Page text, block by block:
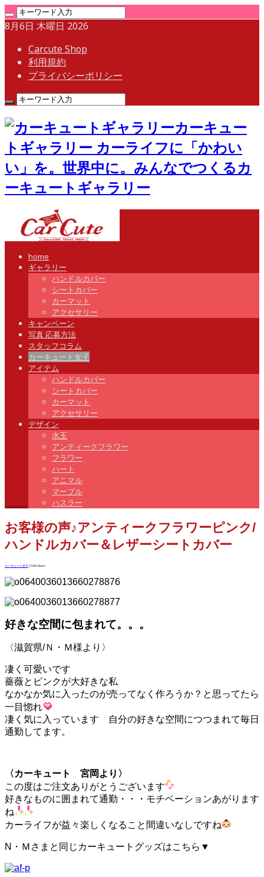
8月6日 木曜日 2026
Carcute Shop
利用規約
プライバシーポリシー
カーキュー
トギャラリー カーライフに「かわい
い」を。世界中に。みんなでつくるカ
ーキュートギャラリー
home
ギャラリー
ハンドルカバー
シートカバー
カーマット
アクセサリー
キャンペーン
写真 応募方法
スタッフコラム
カーキュート女子
アイテム
ハンドルカバー
シートカバー
カーマット
アクセサリー
デザイン
水玉
アンティークフラワー
フラワー
ハート
アニマル
マーブル
ハスラー
お客様の声♪アンティークフラワーピンク/
ハンドルカバー＆レザーシートカバー
カーキュート女子2,536 Views
好きな空間に包まれて。。。
〈滋賀県/Ｎ・Ｍ様より〉
凄く可愛いです
薔薇とピンクが大好きな私
なかなか気に入ったのが売ってなく作ろうか？と思ってたら
一目惚れ
凄く気に入っています 自分の好きな空間につつまれて毎日
通勤してます。
〈カーキュート 宮岡より〉
この度はご注文ありがとうございます
好きなものに囲まれて通勤・・・モチベーションあがります
ね
カーライフが益々楽しくなること間違いなしですね
N・Ｍさまと同じカーキュートグッズはこちら▼